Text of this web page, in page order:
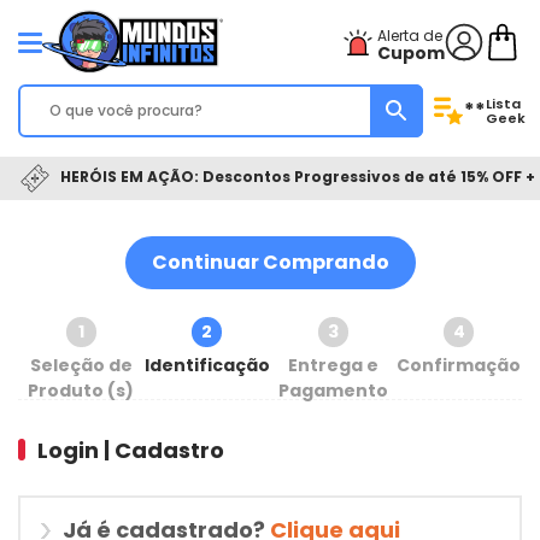
Alerta de
Cupom
**Lista
Geek
HERÓIS EM AÇÃO: Descontos Progressivos de até 15% OFF
Continuar Comprando
1
Seleção de
Produto (s)
2
Identificação
3
Entrega e
Pagamento
4
Confirmação
Login | Cadastro
Já é cadastrado? Clique aqui